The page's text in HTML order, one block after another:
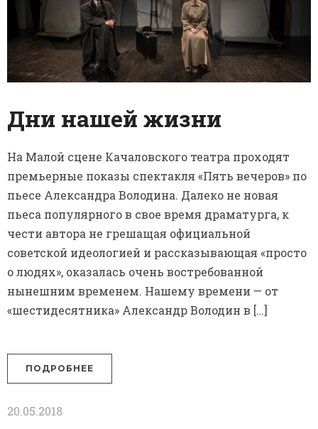
Дни нашей жизни
На Малой сцене Качаловского театра проходят
премьерные показы спектакля «Пять вечеров» по
пьесе Александра Володина. Далеко не новая
пьеса популярного в свое время драматурга, к
чести автора не грешащая официальной
советской идеологией и рассказывающая «просто
о людях», оказалась очень востребованной
нынешним временем. Нашему времени — от
«шестидесятника» Александр Володин в […]
ПОДРОБНЕЕ
20.05.2018